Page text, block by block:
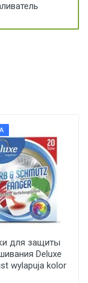
для защиты
Deluxe
wylapuja kolor